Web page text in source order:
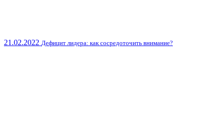
21.02.2022 Дефицит лидера: как сосредоточить внимание?